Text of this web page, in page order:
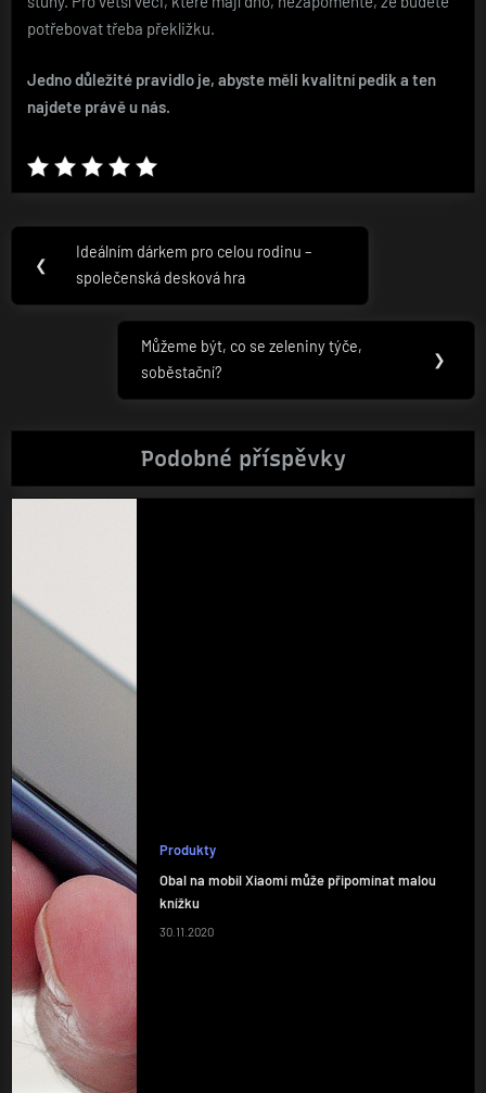
potřebovat třeba překližku.
Jedno důležité pravidlo je, abyste měli kvalitní pedik a ten
najdete právě u nás.
Navigace
pro
příspěvek
❮
Previous
Post:
Ideálním dárkem pro celou rodinu –
společenská desková hra
Next
Post:
Můžeme být, co se zeleniny týče,
soběstační?
❯
Podobné příspěvky
Produkty
Obal na mobil Xiaomi může připomínat malou
knížku
30.11.2020